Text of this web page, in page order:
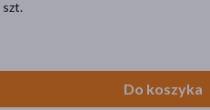
Do koszyka